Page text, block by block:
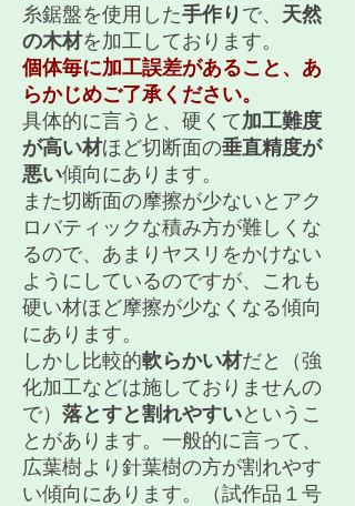
糸鋸盤を使用した手作り で、 天然
の木材を加工しております。
個体毎に加工誤差があること、あ
らかじめご了承ください。
具体的に言うと、硬くて加工難度
が高い材ほど切断面の垂直精度が
悪い傾向にあります。
また切断面の摩擦が少ないとアク
ロバティックな積み方が難しくな
るので、あまりヤスリをかけない
ようにしているのですが、これも
硬い材ほど摩擦が少なくなる傾向
にあります。
しかし比較的軟らかい材だと（強
化加工などは施しておりませんの
で） 落とすと割れやすいというこ
とがあります。一般的に言って、
広葉樹より針葉樹の方が割れやす
い傾向にあります。（試作品１号